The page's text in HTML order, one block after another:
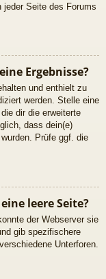
jeder Seite des Forums
Ergebnisse?
und enthielt zu
werden. Stelle eine
dir die erweiterte
dass dein(e)
Prüfe ggf. die
leere Seite?
der Webserver sie
gib spezifischere
Unterforen.